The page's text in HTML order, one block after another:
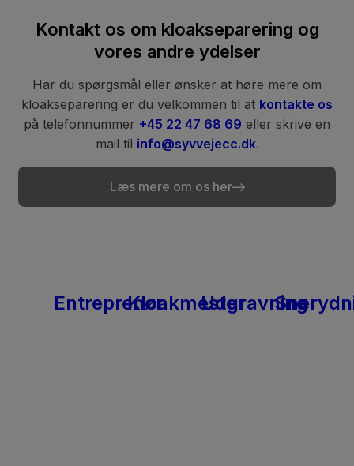
Kontakt os om kloakseparering og
vores andre ydelser
Har du spørgsmål eller ønsker at høre mere om
kloakseparering er du velkommen til at kontakte os
på telefonnummer +45 22 47 68 69 eller skrive en
mail til info@syvvejecc.dk.
Læs mere om os her
EntreprenørKloakmesterUdgravning